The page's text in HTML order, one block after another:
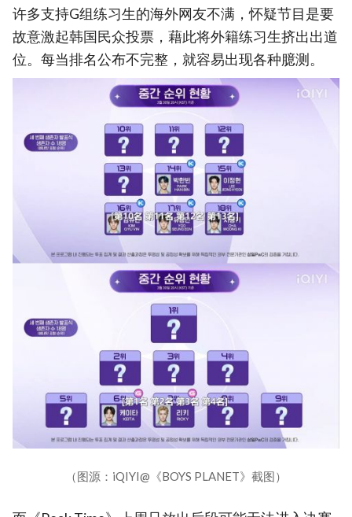
许多支持G组练习生的海外网友不满，怀疑节目是要
故意激起韩国民众投票，藉此将外籍练习生挤出出道
位。每当排名公布不完整，就容易出现各种臆测。
（图源：iQIYI@《BOYS PLANET》截图）